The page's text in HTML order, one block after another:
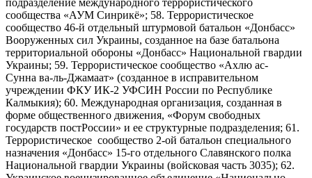
сообщества «АУМ Синрикё»; 58. Террористическое
сообщество 46-й отдельный штурмовой батальон «Донбасс»
Вооруженных сил Украины, созданное на базе батальона
территориальной обороны «Донбасс» Национальной гвардии
Украины; 59. Террористическое сообщество «Ахлю ас-
Сунна ва-ль-Джамаат» (созданное в исправительном
учреждении ФКУ ИК-2 УФСИН России по Республике
Калмыкия); 60. Международная организация, созданная в
форме общественного движения, «Форум свободных
государств постРоссии» и ее структурные подразделения; 61.
Террористическое сообщество 2-ой батальон специального
назначения «Донбасс» 15-го отдельного Славянского полка
Национальной гвардии Украины (войсковая часть 3035); 62.